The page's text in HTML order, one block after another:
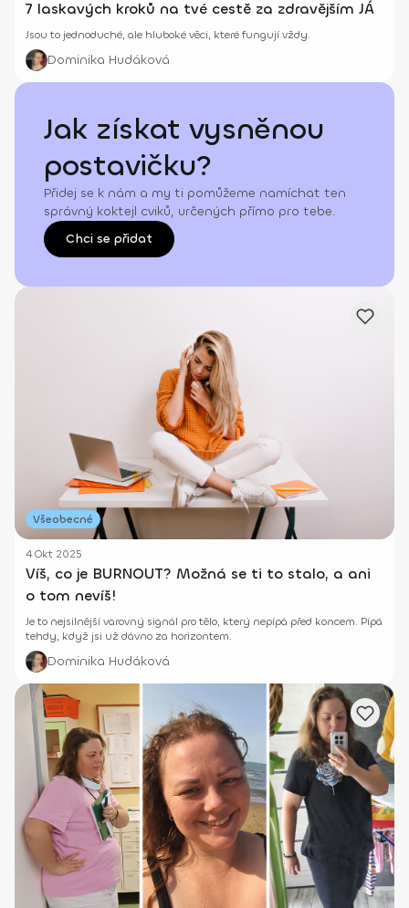
7 laskavých kroků na tvé cestě za zdravějším JÁ
Jsou to jednoduché, ale hluboké věci, které fungují vždy.
Dominika Hudáková
Jak získat vysněnou
postavičku?
Přidej se k nám a my ti pomůžeme namíchat ten
správný koktejl cviků, určených přímo pro tebe.
Chci se přidat
Všeobecné
4 Okt 2025
Víš, co je BURNOUT? Možná se ti to stalo, a ani
o tom nevíš!
Je to nejsilnější varovný signál pro tělo, který nepípá před koncem. Pípá
tehdy, když jsi už dávno za horizontem.
Dominika Hudáková